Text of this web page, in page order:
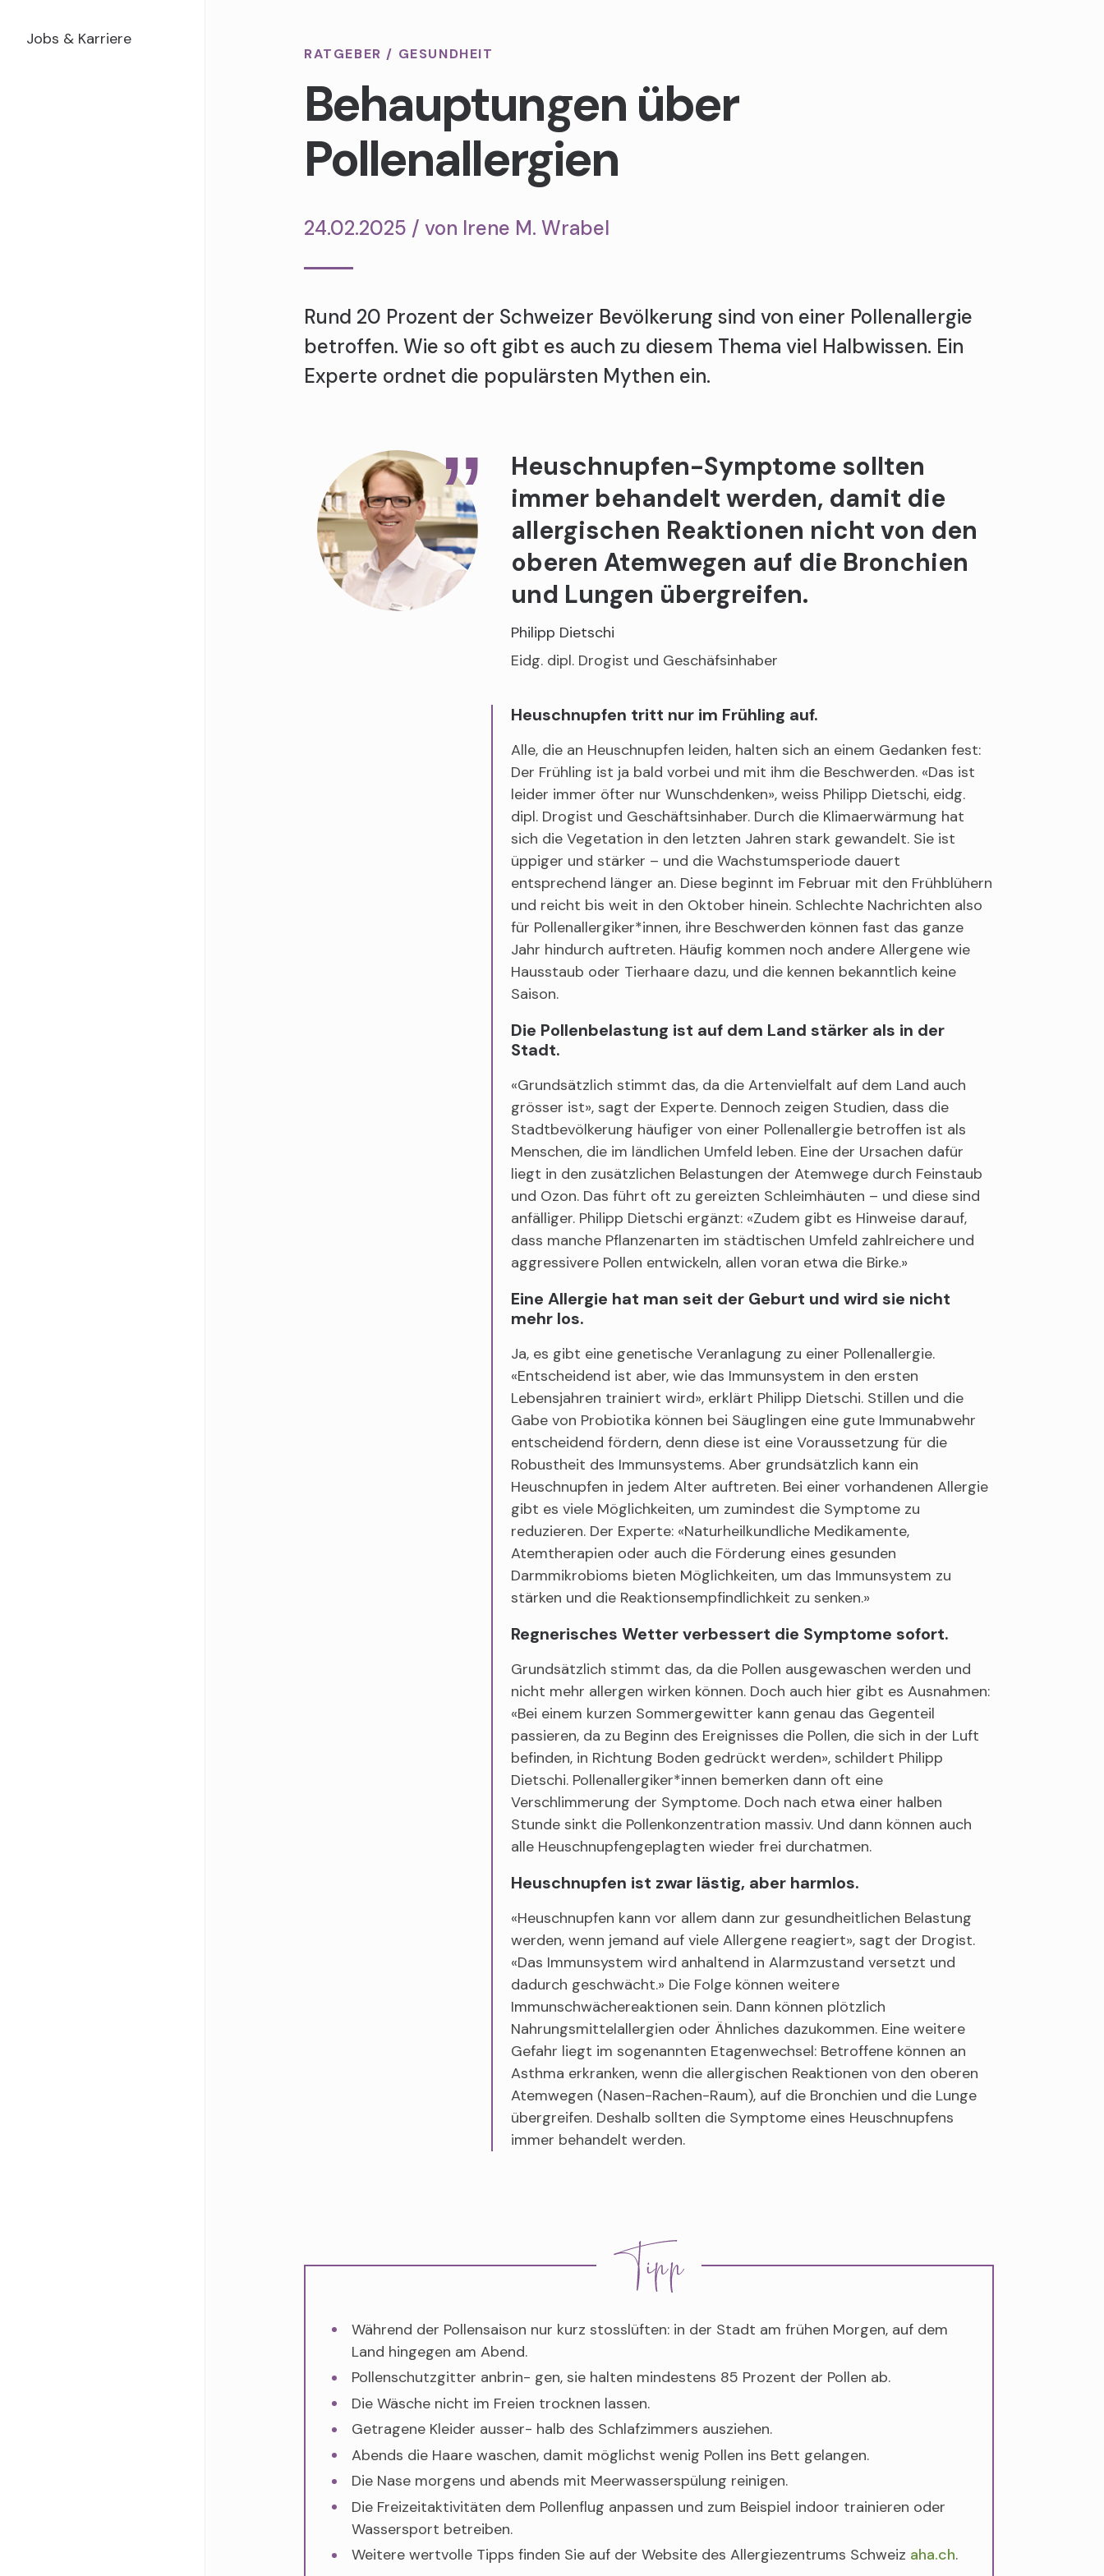
Jobs & Karriere
RATGEBER / GESUNDHEIT
Behauptungen über
Pollenallergien
24.02.2025 / von Irene M. Wrabel
Rund 20 Prozent der Schweizer Bevölkerung sind von einer Pollenallergie
betroffen. Wie so oft gibt es auch zu diesem Thema viel Halbwissen. Ein
Experte ordnet die populärsten Mythen ein.
Heuschnupfen-Symptome sollten
immer behandelt werden, damit die
allergischen Reaktionen nicht von den
oberen Atemwegen auf die Bronchien
und Lungen übergreifen.
Philipp Dietschi
Eidg. dipl. Drogist und Geschäfsinhaber
Heuschnupfen tritt nur im Frühling auf.
Alle, die an Heuschnupfen leiden, halten sich an einem Gedanken fest:
Der Frühling ist ja bald vorbei und mit ihm die Beschwerden. «Das ist
leider immer öfter nur Wunschdenken», weiss Philipp Dietschi, eidg.
dipl. Drogist und Geschäftsinhaber. Durch die Klimaerwärmung hat
sich die Vegetation in den letzten Jahren stark gewandelt. Sie ist
üppiger und stärker – und die Wachstumsperiode dauert
entsprechend länger an. Diese beginnt im Februar mit den Frühblühern
und reicht bis weit in den Oktober hinein. Schlechte Nachrichten also
für Pollenallergiker*innen, ihre Beschwerden können fast das ganze
Jahr hindurch auftreten. Häufig kommen noch andere Allergene wie
Hausstaub oder Tierhaare dazu, und die kennen bekanntlich keine
Saison.
Die Pollenbelastung ist auf dem Land stärker als in der
Stadt.
«Grundsätzlich stimmt das, da die Artenvielfalt auf dem Land auch
grösser ist», sagt der Experte. Dennoch zeigen Studien, dass die
Stadtbevölkerung häufiger von einer Pollenallergie betroffen ist als
Menschen, die im ländlichen Umfeld leben. Eine der Ursachen dafür
liegt in den zusätzlichen Belastungen der Atemwege durch Feinstaub
und Ozon. Das führt oft zu gereizten Schleimhäuten – und diese sind
anfälliger. Philipp Dietschi ergänzt: «Zudem gibt es Hinweise darauf,
dass manche Pflanzenarten im städtischen Umfeld zahlreichere und
aggressivere Pollen entwickeln, allen voran etwa die Birke.»
Eine Allergie hat man seit der Geburt und wird sie nicht
mehr los.
Ja, es gibt eine genetische Veranlagung zu einer Pollenallergie.
«Entscheidend ist aber, wie das Immunsystem in den ersten
Lebensjahren trainiert wird», erklärt Philipp Dietschi. Stillen und die
Gabe von Probiotika können bei Säuglingen eine gute Immunabwehr
entscheidend fördern, denn diese ist eine Voraussetzung für die
Robustheit des Immunsystems. Aber grundsätzlich kann ein
Heuschnupfen in jedem Alter auftreten. Bei einer vorhandenen Allergie
gibt es viele Möglichkeiten, um zumindest die Symptome zu
reduzieren. Der Experte: «Naturheilkundliche Medikamente,
Atemtherapien oder auch die Förderung eines gesunden
Darmmikrobioms bieten Möglichkeiten, um das Immunsystem zu
stärken und die Reaktionsempfindlichkeit zu senken.»
Regnerisches Wetter verbessert die Symptome sofort.
Grundsätzlich stimmt das, da die Pollen ausgewaschen werden und
nicht mehr allergen wirken können. Doch auch hier gibt es Ausnahmen:
«Bei einem kurzen Sommergewitter kann genau das Gegenteil
passieren, da zu Beginn des Ereignisses die Pollen, die sich in der Luft
befinden, in Richtung Boden gedrückt werden», schildert Philipp
Dietschi. Pollenallergiker*innen bemerken dann oft eine
Verschlimmerung der Symptome. Doch nach etwa einer halben
Stunde sinkt die Pollenkonzentration massiv. Und dann können auch
alle Heuschnupfengeplagten wieder frei durchatmen.
Heuschnupfen ist zwar lästig, aber harmlos.
«Heuschnupfen kann vor allem dann zur gesundheitlichen Belastung
werden, wenn jemand auf viele Allergene reagiert», sagt der Drogist.
«Das Immunsystem wird anhaltend in Alarmzustand versetzt und
dadurch geschwächt.» Die Folge können weitere
Immunschwächereaktionen sein. Dann können plötzlich
Nahrungsmittelallergien oder Ähnliches dazukommen. Eine weitere
Gefahr liegt im sogenannten Etagenwechsel: Betroffene können an
Asthma erkranken, wenn die allergischen Reaktionen von den oberen
Atemwegen (Nasen-Rachen-Raum), auf die Bronchien und die Lunge
übergreifen. Deshalb sollten die Symptome eines Heuschnupfens
immer behandelt werden.
Während der Pollensaison nur kurz stosslüften: in der Stadt am frühen Morgen, auf dem
Land hingegen am Abend.
Pollenschutzgitter anbrin- gen, sie halten mindestens 85 Prozent der Pollen ab.
Die Wäsche nicht im Freien trocknen lassen.
Getragene Kleider ausser- halb des Schlafzimmers ausziehen.
Abends die Haare waschen, damit möglichst wenig Pollen ins Bett gelangen.
Die Nase morgens und abends mit Meerwasserspülung reinigen.
Die Freizeitaktivitäten dem Pollenflug anpassen und zum Beispiel indoor trainieren oder
Wassersport betreiben.
Weitere wertvolle Tipps finden Sie auf der Website des Allergiezentrums Schweiz aha.ch.